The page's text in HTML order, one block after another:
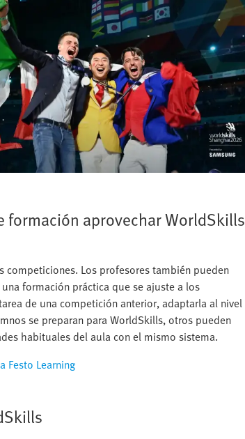
formación aprovechar WorldSkills
competiciones. Los profesores también pueden
formación práctica que se ajuste a los
de una competición anterior, adaptarla al nivel
se preparan para WorldSkills, otros pueden
habituales del aula con el mismo sistema.
Festo Learning